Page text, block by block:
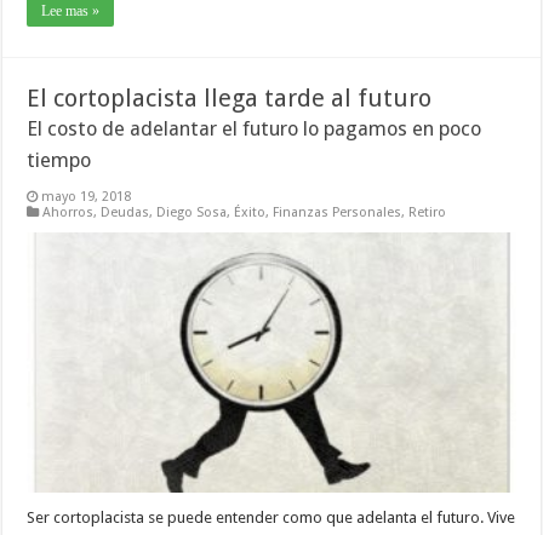
Lee mas »
El cortoplacista llega tarde al futuro
El costo de adelantar el futuro lo pagamos en poco
tiempo
mayo 19, 2018
Ahorros, Deudas, Diego Sosa, Éxito, Finanzas Personales, Retiro
Ser cortoplacista se puede entender como que adelanta el futuro. Vive